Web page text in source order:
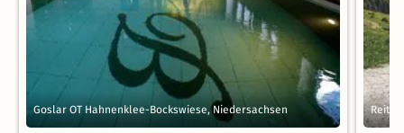
Goslar OT Hahnenklee-Bockswiese, Niedersachsen Reit